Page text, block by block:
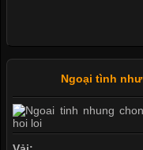
Ngoại tình